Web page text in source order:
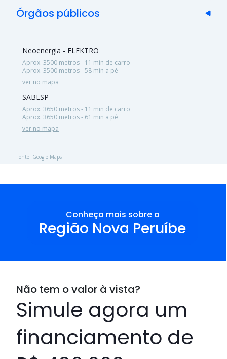
Órgãos públicos
Neoenergia - ELEKTRO
Aprox. 3500 metros - 11 min de carro
Aprox. 3500 metros - 58 min a pé
ver no mapa
SABESP
Aprox. 3650 metros - 11 min de carro
Aprox. 3650 metros - 61 min a pé
ver no mapa
Fonte: Google Maps
Conheça mais sobre a
Região Nova Peruíbe
Não tem o valor à vista?
Simule agora um
financiamento de